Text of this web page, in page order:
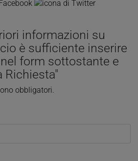
informazioni su
è sufficiente inserire
form sottostante e
Richiesta"
obbligatori.